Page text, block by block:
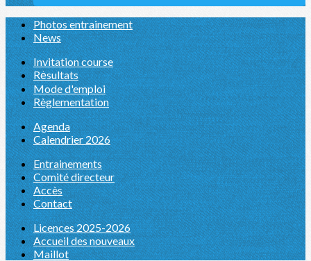
Photos entrainement
News
Invitation course
Rėsultats
Mode d'emploi
Règlementation
Agenda
Calendrier 2026
Entrainements
Comité directeur
Accès
Contact
Licences 2025-2026
Accueil des nouveaux
Maillot